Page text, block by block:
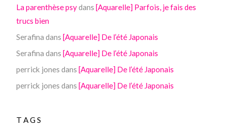
La parenthèse psydans[Aquarelle] Parfois, je fais des
trucs bien
Serafina dans[Aquarelle] De l’été Japonais
Serafina dans[Aquarelle] De l’été Japonais
perrick jones dans[Aquarelle] De l’été Japonais
perrick jones dans[Aquarelle] De l’été Japonais
TAGS